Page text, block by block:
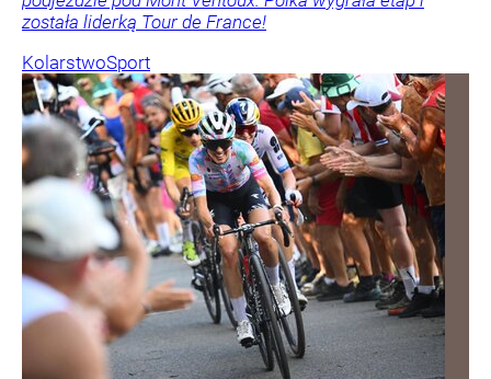
została liderką Tour de France!
KolarstwoSport